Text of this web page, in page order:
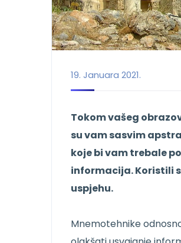
19. Januara 2021.
Tokom vašeg
su vam sasvim
koje bi vam trebale
informacija. Koristili
uspjehu.
Mnemotehnike